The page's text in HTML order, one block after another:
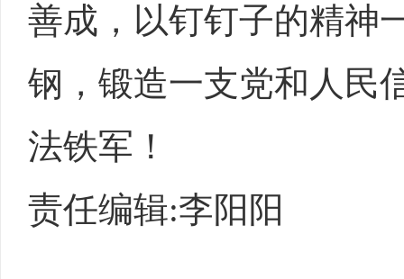
善成，以钉钉子的精神
钢，锻造一支党和人民
法铁军！
责任编辑:李阳阳